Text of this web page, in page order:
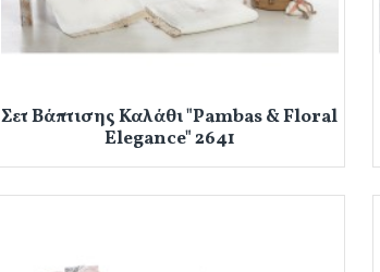
Σετ Βάπτισης Καλάθι "Pambas & Floral
Elegance" 2641